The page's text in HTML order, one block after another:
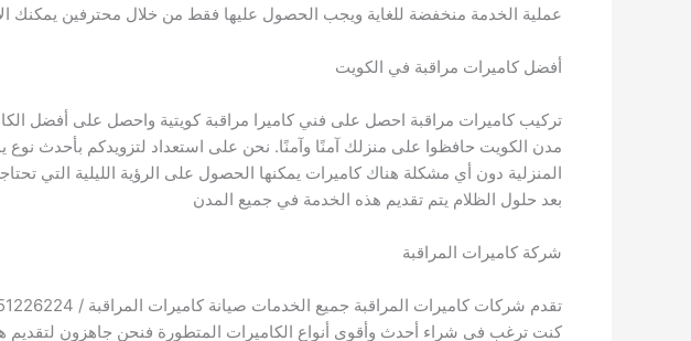
عملية الخدمة منخفضة للغاية ويجب الحصول عليها فقط من خلال محترفين يمكنك
أفضل كاميرات مراقبة في الكويت
تركيب كاميرات مراقبة احصل على فني كاميرا مراقبة كويتية واحصل على أفضل
مدن الكويت حافظوا على منزلك آمنًا وآمنًا. نحن على استعداد لتزويدكم بأحدث نوع
المنزلية دون أي مشكلة هناك كاميرات يمكنها الحصول على الرؤية الليلية التي
بعد حلول الظلام يتم تقديم هذه الخدمة في جميع المدن
شركة كاميرات المراقبة
كنت ترغب في شراء أحدث وأقوى أنواع الكاميرات المتطورة فنحن جاهزون